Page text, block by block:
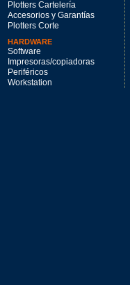
Plotters Cartelería
Accesorios y Garantías
Plotters Corte
HARDWARE
Software
Impresoras/copiadoras
Periféricos
Workstation